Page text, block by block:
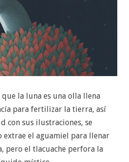
la luna es una olla llena
para fertilizar la tierra, así
con sus ilustraciones, se
extrae el aguamiel para llenar
pero el tlacuache perfora la